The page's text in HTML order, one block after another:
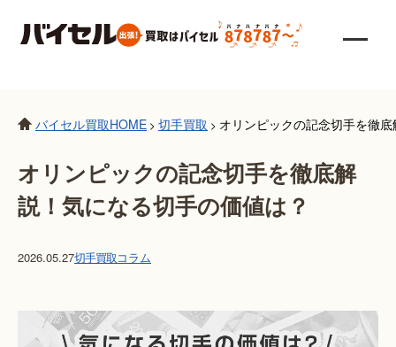
バイセル買取HOME > 切手買取 > オリンピックの記念切手を徹
オリンピックの記念切手を徹底解
説！気になる切手の価値は？
2026.05.27切手買取コラム